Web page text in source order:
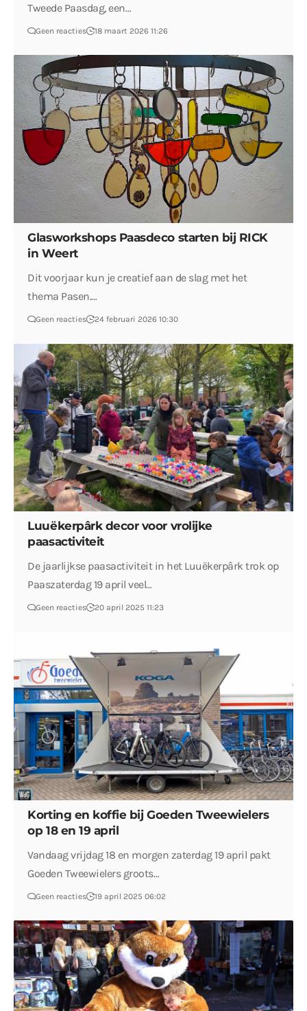
Tweede Paasdag, een…
Geen reacties 18 maart 2026 11:26
Glasworkshops Paasdeco starten bij RICK
in Weert
Dit voorjaar kun je creatief aan de slag met het
thema Pasen.…
Geen reacties 24 februari 2026 10:30
Luuëkerpârk decor voor vrolijke
paasactiviteit
De jaarlijkse paasactiviteit in het Luuëkerpârk trok op
Paaszaterdag 19 april veel…
Geen reacties 20 april 2025 11:23
Korting en koffie bij Goeden Tweewielers
op 18 en 19 april
Vandaag vrijdag 18 en morgen zaterdag 19 april pakt
Goeden Tweewielers groots…
Geen reacties 19 april 2025 06:02